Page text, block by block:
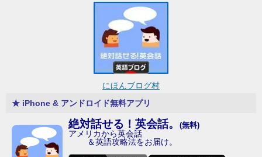
にほんブログ村
★ iPhone & アンドロイド無料アプリ
絶対話せる！英会話。 (無料)
アメリカから英会話
＆英語攻略法をお届け。